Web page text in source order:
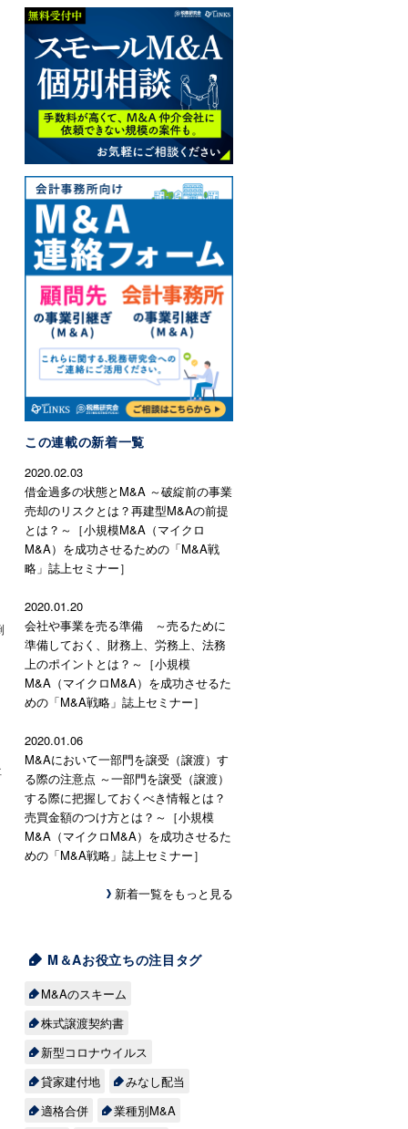
この連載の新着一覧
2020.02.03
借金過多の状態とM&A ～破綻前の事業
売却のリスクとは？再建型M&Aの前提
とは？～［小規模M&A（マイクロ
M&A）を成功させるための「M&A戦
略」誌上セミナー］
2020.01.20
会社や事業を売る準備 ～売るために
準備しておく、財務上、労務上、法務
上のポイントとは？～［小規模
M&A（マイクロM&A）を成功させるた
めの「M&A戦略」誌上セミナー］
2020.01.06
M&Aにおいて一部門を譲受（譲渡）す
る際の注意点 ～一部門を譲受（譲渡）
する際に把握しておくべき情報とは？
売買金額のつけ方とは？～［小規模
M&A（マイクロM&A）を成功させるた
めの「M&A戦略」誌上セミナー］
新着一覧をもっと見る
M＆Aお役立ちの注目タグ
M&Aのスキーム
株式譲渡契約書
新型コロナウイルス
貸家建付地
みなし配当
適格合併
業種別M&A